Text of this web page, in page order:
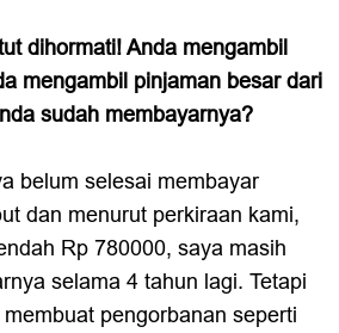
dihormati! Anda mengambil
mengambil pinjaman besar dari
sudah membayarnya?
belum selesai membayar
dan menurut perkiraan kami,
Rp 780000, saya masih
selama 4 tahun lagi. Tetapi
pengorbanan seperti